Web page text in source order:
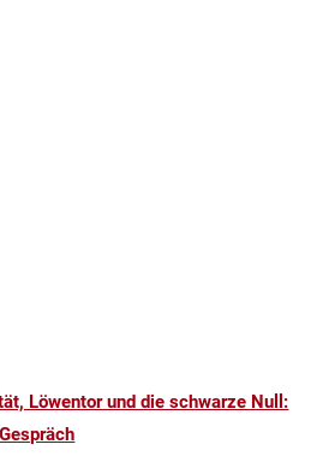
Löwentor und die schwarze Null: